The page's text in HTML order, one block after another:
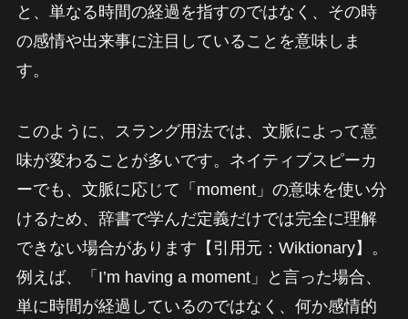
と、単なる時間の経過を指すのではなく、その時
の感情や出来事に注目していることを意味しま
す。
このように、スラング用法では、文脈によって意
味が変わることが多いです。ネイティブスピーカ
ーでも、文脈に応じて「moment」の意味を使い分
けるため、辞書で学んだ定義だけでは完全に理解
できない場合があります【引用元：Wiktionary】。
例えば、「I’m having a moment」と言った場合、
単に時間が経過しているのではなく、何か感情的